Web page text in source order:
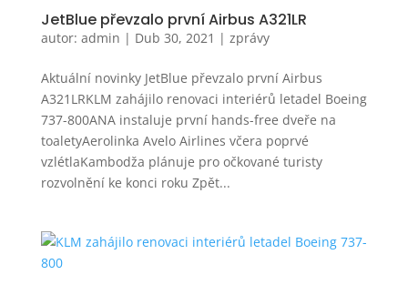
JetBlue převzalo první Airbus A321LR
autor: admin | Dub 30, 2021 | zprávy
Aktuální novinky JetBlue převzalo první Airbus
A321LRKLM zahájilo renovaci interiérů letadel Boeing
737-800ANA instaluje první hands-free dveře na
toaletyAerolinka Avelo Airlines včera poprvé
vzlétlaKambodža plánuje pro očkované turisty
rozvolnění ke konci roku Zpět...